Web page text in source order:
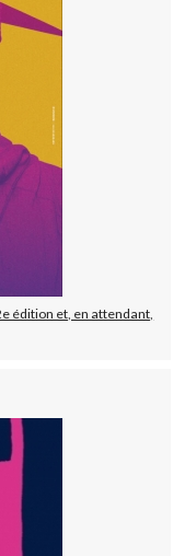
édition et, en attendant,